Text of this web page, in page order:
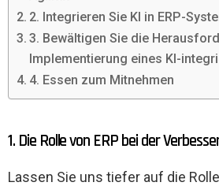
2. Integrieren Sie KI in ERP-
3. Bewältigen Sie die
Implementierung eines KI-
4. Essen zum Mitnehmen
1. Die Rolle von ERP bei der
Lassen Sie uns tiefer auf die